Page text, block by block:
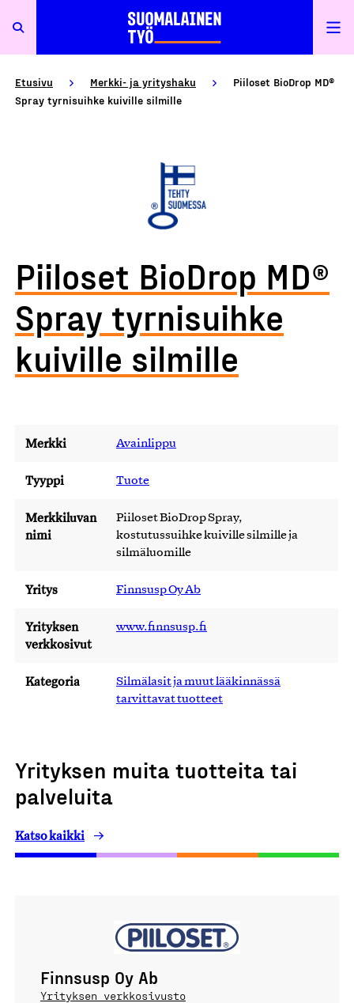
Etusivu Merkki- ja yrityshaku
Piiloset BioDrop MD®
Spray tyrnisuihke kuiville silmille
Piiloset BioDrop MD®
Spray tyrnisuihke
kuiville silmille
Merkki Avainlippu
Tyyppi Tuote
Merkkiluvan
nimi
Piiloset BioDrop Spray,
kostutussuihke kuiville silmille ja
silmäluomille
Yritys Finnsusp Oy Ab
Yrityksen
verkkosivut
www.finnsusp.fi
Kategoria
Silmälasit ja muut lääkinnässä
tarvittavat tuotteet
Yrityksen muita tuotteita tai
palveluita
Katso kaikki
Finnsusp Oy Ab
Yrityksen verkkosivusto